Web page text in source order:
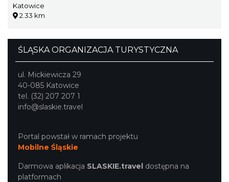
Katowice
2.33 km
ŚLĄSKA ORGANIZACJA TURYSTYCZNA
ul. Mickiewicza 29
40-085 Katowice
tel. (32) 207 207 1
info@slaskie.travel
Portal powstał w ramach projektu
Mobilne Śląskie
Darmowa aplikacja SLASKIE.travel dostępna na
platformach